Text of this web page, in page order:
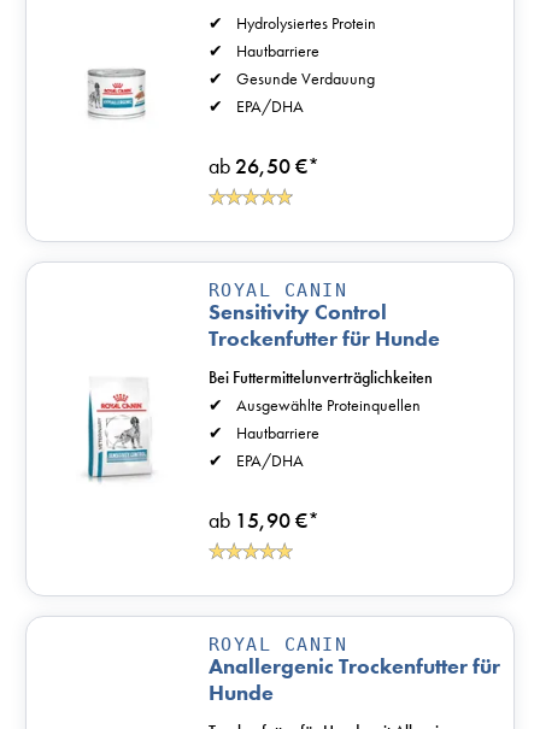
ab 26,50 €*
Hydrolysiertes Protein
Hautbarriere
Gesunde Verdauung
EPA/DHA
ROYAL CANIN
Sensitivity Control
Trockenfutter für Hunde
ab 15,90 €*
Bei Futtermittelunverträglichkeiten
Ausgewählte Proteinquellen
Hautbarriere
EPA/DHA
ROYAL CANIN
Anallergenic Trockenfutter für
Hunde